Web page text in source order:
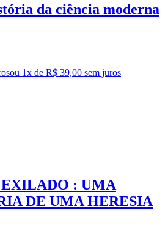
da ciência moderna
ou 1x de R$ 39,00 sem juros
: UMA
DE UMA HERESIA